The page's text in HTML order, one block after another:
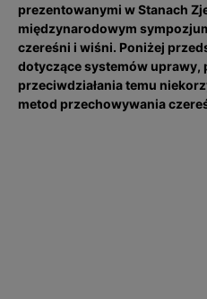
prezentowanymi w Stanach
międzynarodowym
czereśni i wiśni. Poniżej
dotyczące systemów uprawy,
przeciwdziałania temu
metod przechowywania